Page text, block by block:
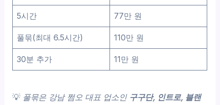
5시간 77만 원
풀묶(최대 6.5시간) 110만 원
30분 추가 11만 원
💡 풀묶은 강남 쩜오 대표 업소인 구구단, 인트로, 블랜